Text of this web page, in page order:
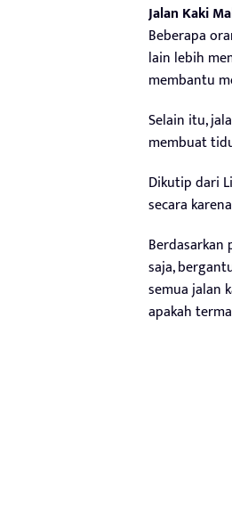
Jalan Kaki
Beberapa
lain lebih
membantu
Selain itu,
membuat
Dikutip dari
secara
Berdasarkan
saja,
semua jalan
apakah